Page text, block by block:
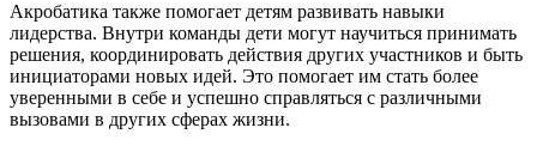
Акробатика также помогает детям развивать навыки
лидерства. Внутри команды дети могут научиться принимать
решения, координировать действия других участников и быть
инициаторами новых идей. Это помогает им стать более
уверенными в себе и успешно справляться с различными
вызовами в других сферах жизни.